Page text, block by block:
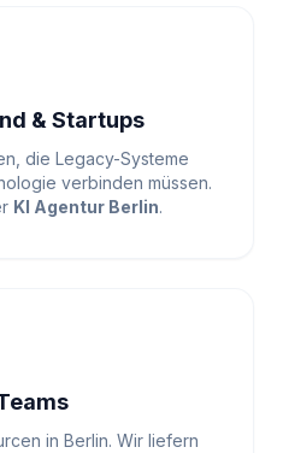
& Startups
die Legacy-Systeme
verbinden müssen.
KI Agentur Berlin.
in Berlin. Wir liefern